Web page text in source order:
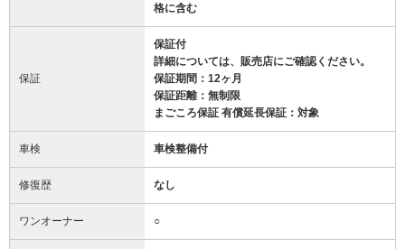
格に含む
保証
保証付
詳細については、販売店にご確認ください。
保証期間：12ヶ月
保証距離：無制限
まごころ保証 有償延長保証：対象
車検 車検整備付
修復歴 なし
ワンオーナー ○